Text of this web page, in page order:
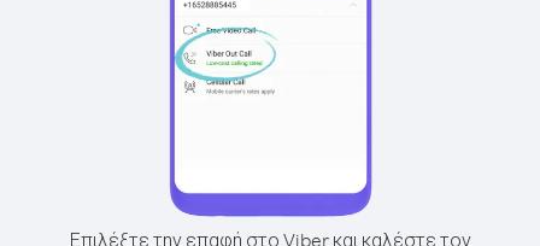
Επιλέξτε την επαφή στο Viber και καλέστε τον